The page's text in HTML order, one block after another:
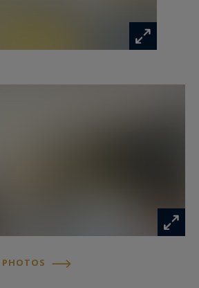
de douche privative et un
la majorité des pièces, la
exposée, à l'abri des
PHOTOS